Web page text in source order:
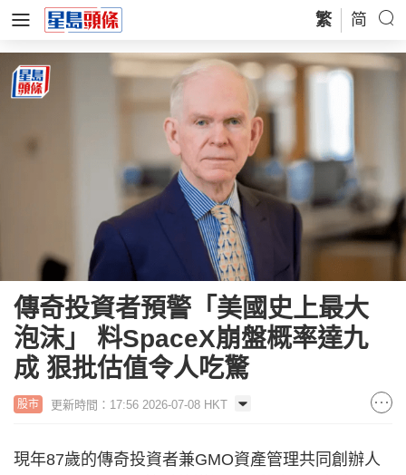
繁 简
傳奇投資者預警「美國史上最大
泡沫」 料SpaceX崩盤概率達九
成 狠批估值令人吃驚
股市 更新時間：17:56 2026-07-08 HKT
現年87歲的傳奇投資者兼GMO資產管理共同創辦人